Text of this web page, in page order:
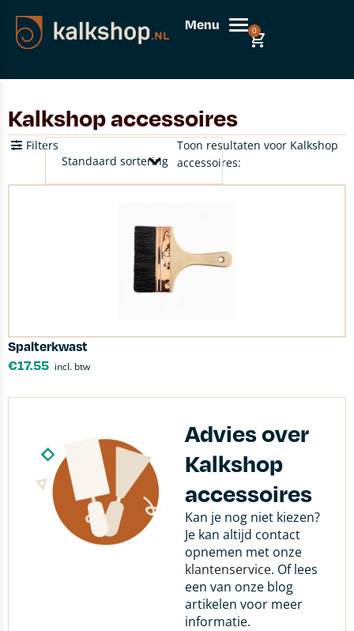
Menu 0
Kalkshop accessoires
Toon resultaten voor Kalkshop
accessoires:
Filters
Spalterkwast
€17.55 incl. btw
Advies over
Kalkshop
accessoires
Kan je nog niet kiezen?
Je kan altijd contact
opnemen met onze
klantenservice. Of lees
een van onze blog
artikelen voor meer
informatie.